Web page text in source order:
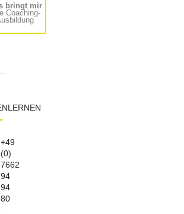
bringt mir
Coaching-
+49
(0)
7662
94
94
80